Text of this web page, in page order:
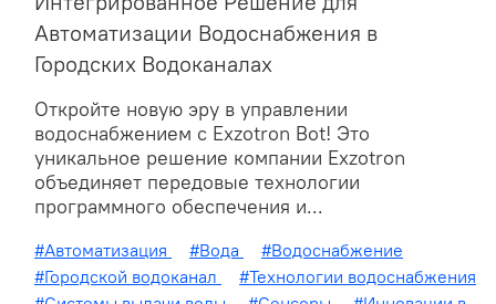
Автоматизации Водоснабжения в
Городских Водоканалах
Откройте новую эру в управлении
водоснабжением с Exzotron Bot! Это
уникальное решение компании Exzotron
объединяет передовые технологии
программного обеспечения и...
#Автоматизация #Вода
#Водоснабжение
#Городской водоканал
#Технологии водоснабжения